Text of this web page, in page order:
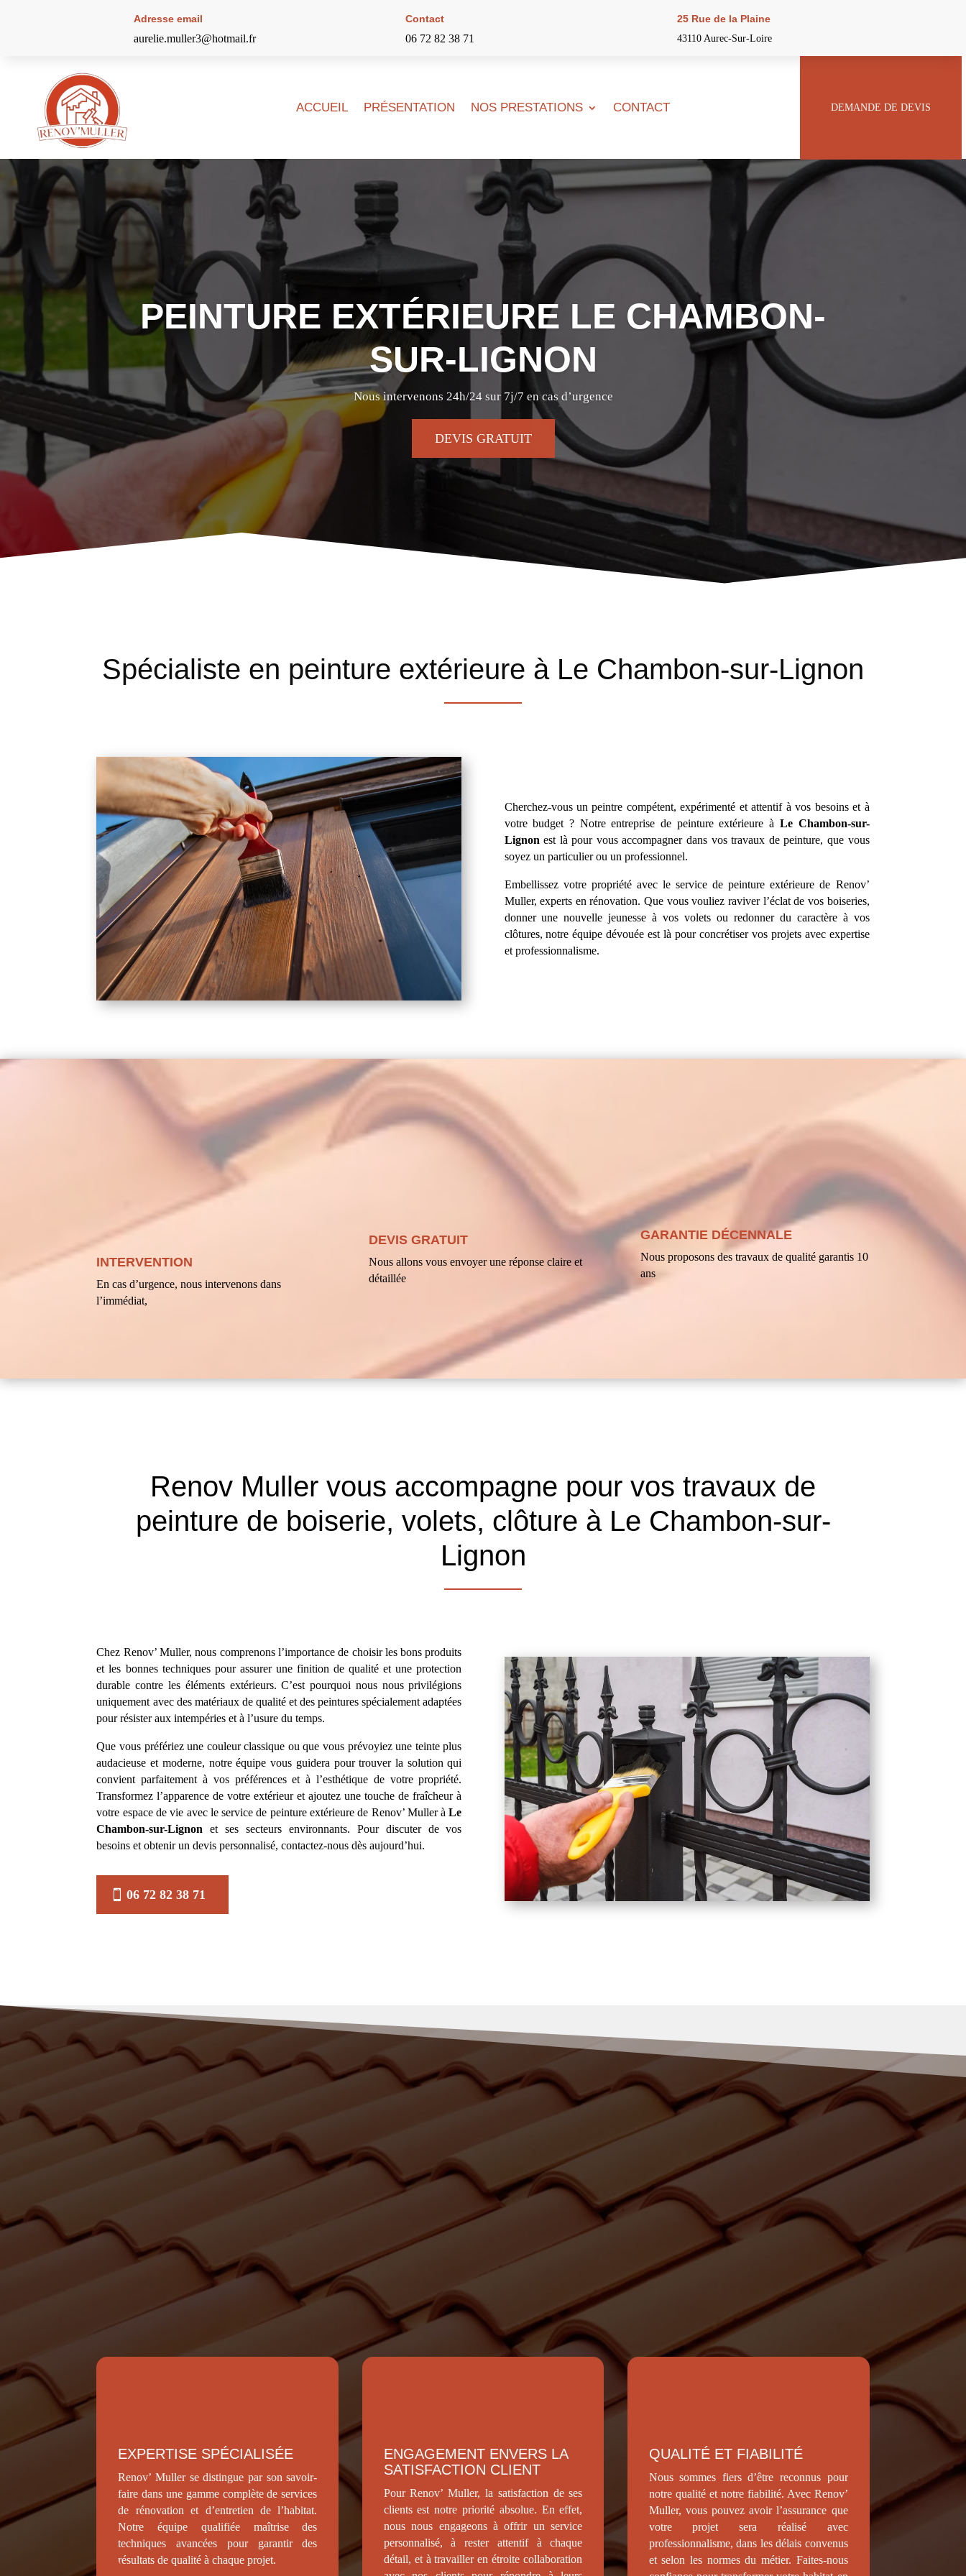
Adresse email
aurelie.muller3@hotmail.fr
Contact
06 72 82 38 71
25 Rue de la Plaine
43110 Aurec-Sur-Loire
ACCUEIL PRÉSENTATION NOS PRESTATIONS CONTACT DEMANDE DE DEVIS
PEINTURE EXTÉRIEURE LE CHAMBON-
SUR-LIGNON
Nous intervenons 24h/24 sur 7j/7 en cas d’urgence
DEVIS GRATUIT
Spécialiste en peinture extérieure à Le Chambon-sur-Lignon
Cherchez-vous un peintre compétent, expérimenté et attentif à vos besoins et à
votre budget ? Notre entreprise de peinture extérieure à Le Chambon-sur-
Lignon est là pour vous accompagner dans vos travaux de peinture, que vous
soyez un particulier ou un professionnel.
Embellissez votre propriété avec le service de peinture extérieure de Renov’
Muller, experts en rénovation. Que vous vouliez raviver l’éclat de vos boiseries,
donner une nouvelle jeunesse à vos volets ou redonner du caractère à vos
clôtures, notre équipe dévouée est là pour concrétiser vos projets avec expertise
et professionnalisme.
INTERVENTION
En cas d’urgence, nous intervenons dans
l’immédiat,
DEVIS GRATUIT
Nous allons vous envoyer une réponse claire et
détaillée
GARANTIE DÉCENNALE
Nous proposons des travaux de qualité garantis 10
ans
Renov Muller vous accompagne pour vos travaux de
peinture de boiserie, volets, clôture à Le Chambon-sur-
Lignon
Chez Renov’ Muller, nous comprenons l’importance de choisir les bons produits
et les bonnes techniques pour assurer une finition de qualité et une protection
durable contre les éléments extérieurs. C’est pourquoi nous nous privilégions
uniquement avec des matériaux de qualité et des peintures spécialement adaptées
pour résister aux intempéries et à l’usure du temps.
Que vous préfériez une couleur classique ou que vous prévoyiez une teinte plus
audacieuse et moderne, notre équipe vous guidera pour trouver la solution qui
convient parfaitement à vos préférences et à l’esthétique de votre propriété.
Transformez l’apparence de votre extérieur et ajoutez une touche de fraîcheur à
votre espace de vie avec le service de peinture extérieure de Renov’ Muller àLe
Chambon-sur-Lignon et ses secteurs environnants. Pour discuter de vos
besoins et obtenir un devis personnalisé, contactez-nous dès aujourd’hui.
06 72 82 38 71
RENOV MULLER
Pourquoi faire appel à Rénov’ Muller pour vos travaux de
peinture à Le Chambon-sur-Lignon ?
EXPERTISE SPÉCIALISÉE
Renov’ Muller se distingue par son savoir-
faire dans une gamme complète de services
de rénovation et d’entretien de l’habitat.
Notre équipe qualifiée maîtrise des
techniques avancées pour garantir des
résultats de qualité à chaque projet.
ENGAGEMENT ENVERS LA
SATISFACTION CLIENT
Pour Renov’ Muller, la satisfaction de ses
clients est notre priorité absolue. En effet,
nous nous engageons à offrir un service
personnalisé, à rester attentif à chaque
détail, et à travailler en étroite collaboration
QUALITÉ ET FIABILITÉ
Nous sommes fiers d’être reconnus pour
notre qualité et notre fiabilité. Avec Renov’
Muller, vous pouvez avoir l’assurance que
votre projet sera réalisé avec
professionnalisme, dans les délais convenus
et selon les normes du métier. Faites-nous